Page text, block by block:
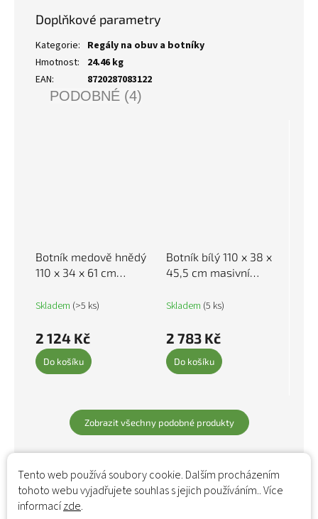
Tento web používá soubory cookie. Dalším procházením
tohoto webu vyjadřujete souhlas s jejich používáním.. Více
informacízde.
Doplňkové parametry
Kategorie: Regály na obuv a botníky
Hmotnost:
24.46 kg
EAN: 8720287083122
PODOBNÉ (4)
Botník medově hnědý
110 x 34 x 61 cm
814452
Skladem (>5 ks)
2 124 Kč
Do košíku
Botník bílý 110 x 38 x
45,5 cm masivní
Skladem (5 ks)
2 783 Kč
Do košíku
Zobrazit všechny podobné produkty